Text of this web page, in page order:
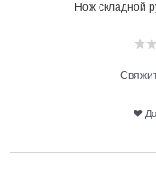
Нож складной